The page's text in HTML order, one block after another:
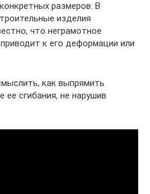
размеров. В
изделия
что неграмотное
к его деформации или
как выпрямить
ее сгибания, не нарушив